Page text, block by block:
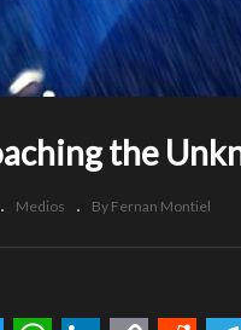
the
Medios By Fernan Montiel